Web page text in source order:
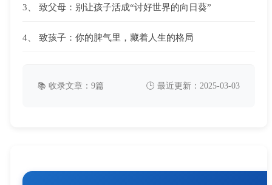
3、致父母：别让孩子活成“讨好世界的向日葵”
4、致孩子：你的脾气里，藏着人生的格局
📚 收录文章：9篇 🕒 最近更新：2025-03-03